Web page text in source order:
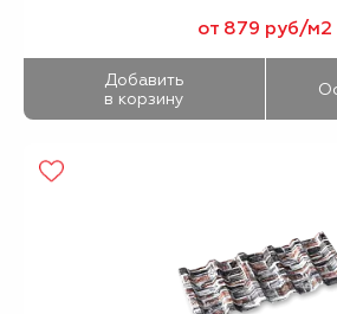
от 879 руб/м2
Добавить
в корзину